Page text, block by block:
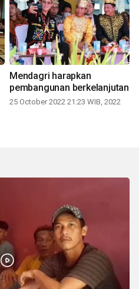
Mendagri harapkan
pembangunan berkelanjutan
25 October 2022 21:23 WIB, 2022